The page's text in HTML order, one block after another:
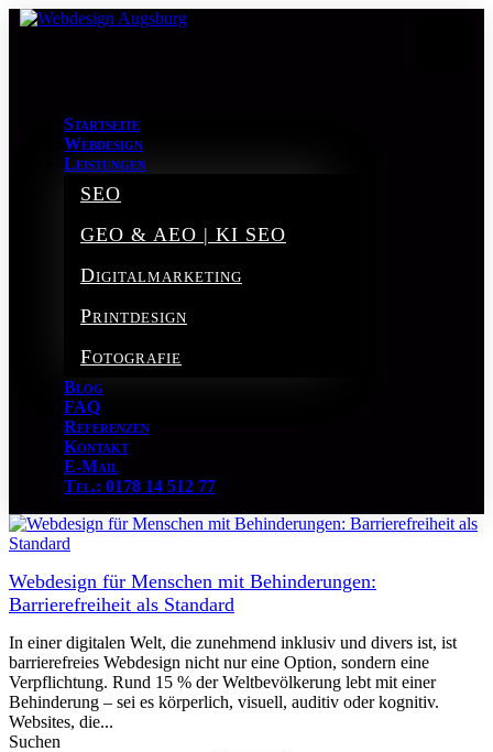
Startseite
Webdesign
Leistungen
SEO
GEO & AEO | KI SEO
Digitalmarketing
Printdesign
Fotografie
Blog
FAQ
Referenzen
Kontakt
E-Mail
Tel.: 0178 14 512 77
Webdesign für Menschen mit Behinderungen:
Barrierefreiheit als Standard
In einer digitalen Welt, die zunehmend inklusiv und divers ist, ist
barrierefreies Webdesign nicht nur eine Option, sondern eine
Verpflichtung. Rund 15 % der Weltbevölkerung lebt mit einer
Behinderung – sei es körperlich, visuell, auditiv oder kognitiv.
Websites, die...
Suchen